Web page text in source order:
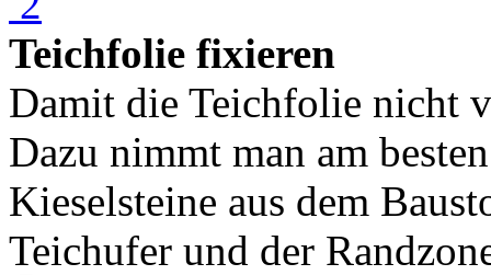
Teichfolie fixieren
Damit die Teichfolie nicht
Dazu nimmt man am
Kieselsteine aus dem
Teichufer und der